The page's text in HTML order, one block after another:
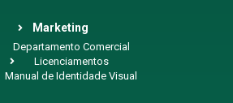
Marketing
Departamento Comercial
Licenciamentos
Manual de Identidade Visual